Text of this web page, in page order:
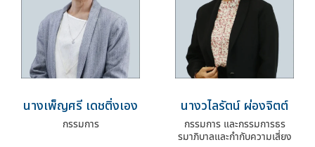
นางเพ็ญศรี เดชติ่งเอง
กรรมการ
นางวไลรัตน์ ผ่องจิตต์
กรรมการ และกรรมการธร
รมาภิบาลและกำกับความเสี่ยง